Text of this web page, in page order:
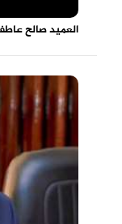
العميد صالح